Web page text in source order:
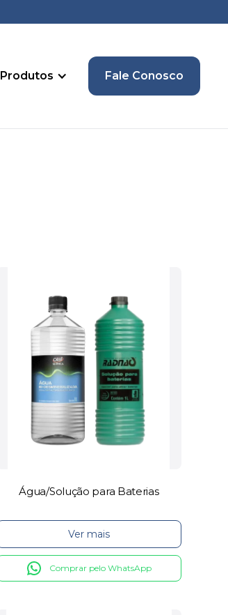
Produtos Fale Conosco
Água/Solução para Baterias
Ver mais
Comprar pelo WhatsApp